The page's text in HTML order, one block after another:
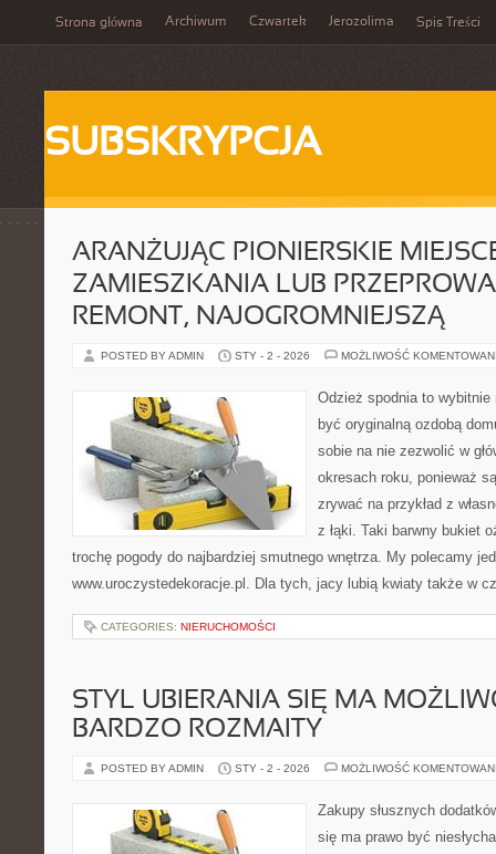
Strona główna Archiwum Czwartek Jerozolima Spis Treści
SUBSKRYPCJA
ARANŻUJĄC PIONIERSKIE
ZAMIESZKANIA LUB
REMONT, NAJOGROMNIEJSZĄ
POSTED BY ADMIN STY - 2 - 2026 MOŻLIWOŚĆ
Odzież spodnia to
być oryginalną ozdobą
sobie na nie zezwolić w
okresach roku, ponieważ
zrywać na przykład z
z łąki. Taki barwny bukiet
trochę pogody do najbardziej smutnego wnętrza. My polecamy
www.uroczystedekoracje.pl. Dla tych, jacy lubią kwiaty także w
CATEGORIES: NIERUCHOMOŚCI
STYL UBIERANIA SIĘ MA
BARDZO ROZMAITY
POSTED BY ADMIN STY - 2 - 2026 MOŻLIWOŚĆ
Zakupy słusznych
się ma prawo być